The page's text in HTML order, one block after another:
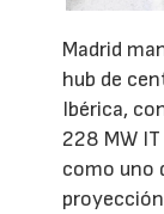
Madrid
hub de
Ibérica,
228 MW
como uno